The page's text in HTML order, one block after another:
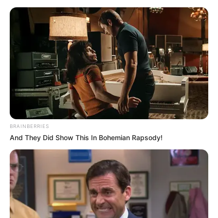
Ostfriesische Inseln - Salzwiese auf Norderney
Kreis Aurich Ostfriesland Inseln
BRAINBERRIES
And They Did Show This In Bohemian Rapsody!